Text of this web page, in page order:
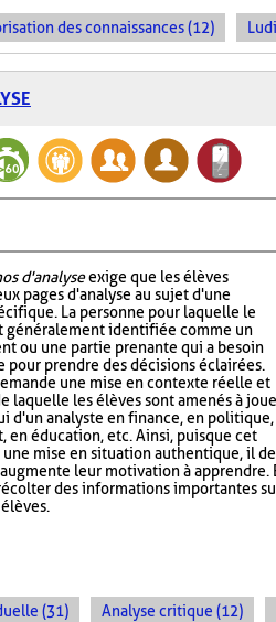
des connaissances (12)
d'analyseexige que les élèves
pages d'analyse au sujet d'une
La personne pour laquelle le
généralement identifiée comme un
ou une partie prenante qui a besoin
pour prendre des décisions éclairées.
une mise en contexte réelle et
laquelle les élèves sont amenés à
d'un analyste en finance, en politique,
en éducation, etc. Ainsi, puisque cet
mise en situation authentique, il
leur motivation à apprendre.
des informations importantes
(31) Analyse critique (12)